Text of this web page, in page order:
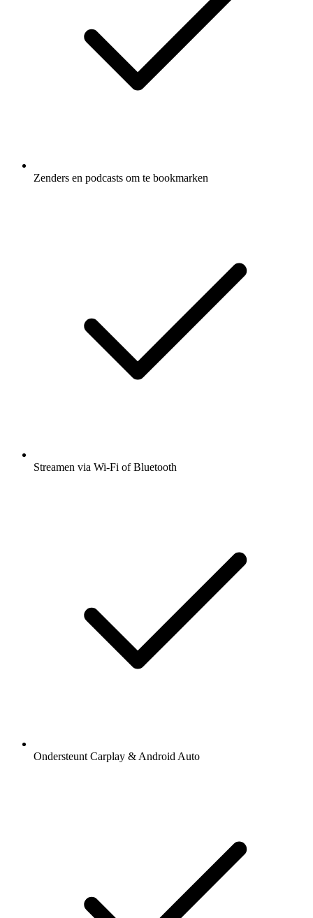
Zenders en podcasts om te bookmarken
Streamen via Wi-Fi of Bluetooth
Ondersteunt Carplay & Android Auto